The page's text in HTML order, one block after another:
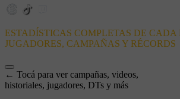
ESTADÍSTICAS COMPLETAS DE CADA
JUGADORES, CAMPAÑAS Y RÉCORDS
← Tocá para ver campañas, videos,
historiales, jugadores, DTs y más